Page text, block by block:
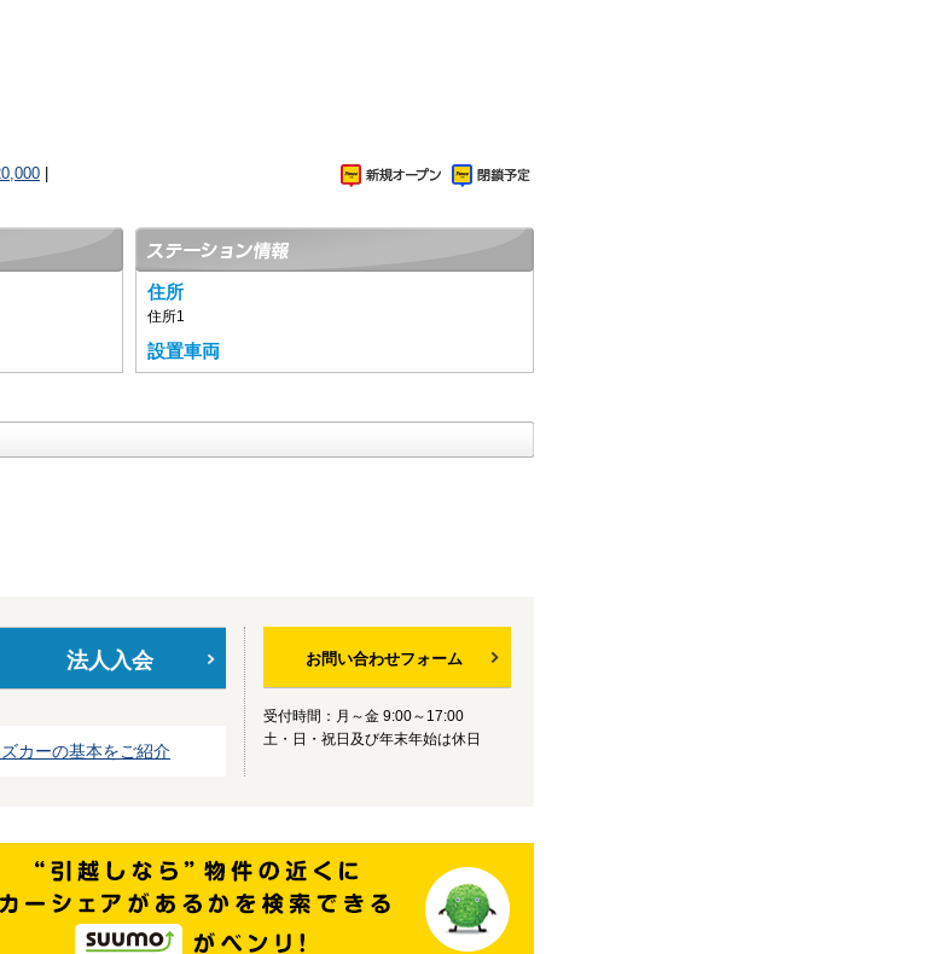
住所
住所1
設置車両
法人入会
カーの基本をご紹介
お問い合わせフォーム
受付時間：月～金 9:00～17:00
土・日・祝日及び年末年始は休日